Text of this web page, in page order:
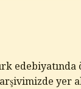
edebiyatında
yer